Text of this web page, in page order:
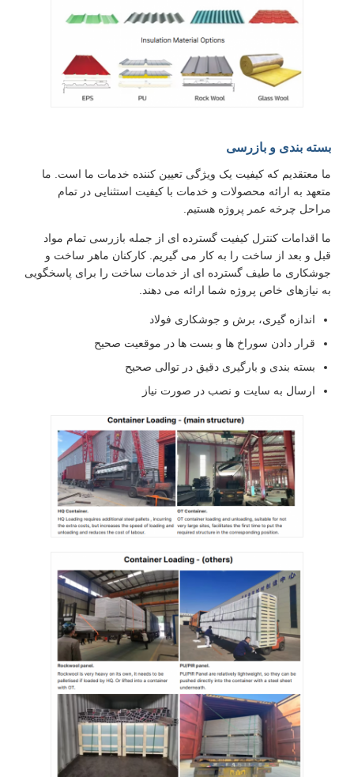
بسته بندی و بازرسی
ما معتقدیم که کیفیت یک ویژگی تعیین کننده خدمات ما است. ما
متعهد به ارائه محصولات و خدمات با کیفیت استثنایی در تمام
مراحل چرخه عمر پروژه هستیم.
ما اقدامات کنترل کیفیت گسترده ای از جمله بازرسی تمام مواد
قبل و بعد از ساخت را به کار می گیریم. کارکنان ماهر ساخت و
جوشکاری ما طیف گسترده ای از خدمات ساخت را برای پاسخگویی
به نیازهای خاص پروژه شما ارائه می دهند.
اندازه گیری، برش و جوشکاری فولاد
قرار دادن سوراخ ها و بست ها در موقعیت صحیح
بسته بندی و بارگیری دقیق در توالی صحیح
ارسال به سایت و نصب در صورت نیاز